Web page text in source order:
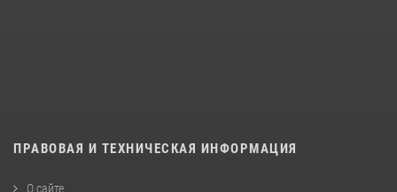
ПРАВОВАЯ И ТЕХНИЧЕСКАЯ ИНФОРМАЦИЯ
О сайте